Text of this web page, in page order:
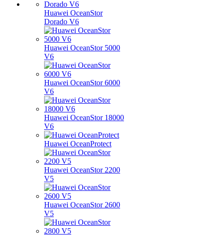
Huawei OceanStor
Dorado V6
Huawei OceanStor 5000
V6
Huawei OceanStor 6000
V6
Huawei OceanStor 18000
V6
Huawei OceanProtect
Huawei OceanStor 2200
V5
Huawei OceanStor 2600
V5